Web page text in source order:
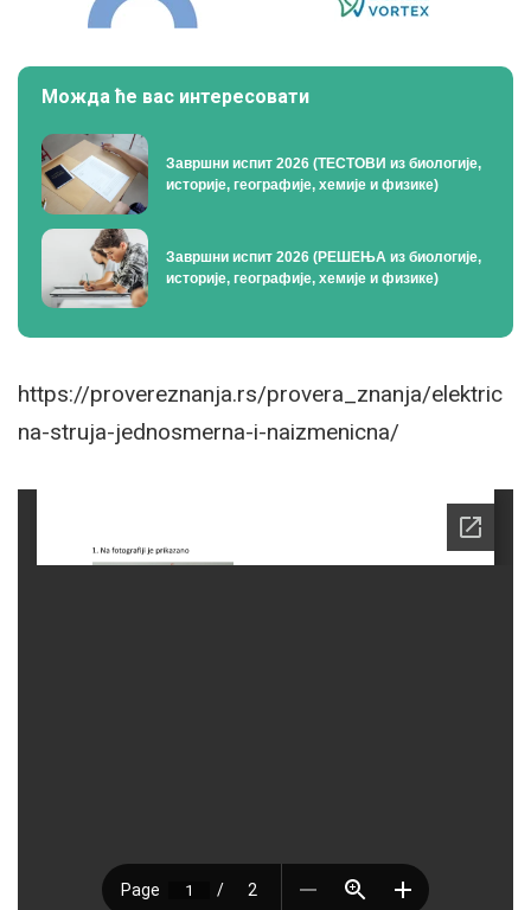
Можда ће вас интересовати
Завршни испит 2026 (ТЕСТОВИ из биологије,
историје, географије, хемије и физике)
Завршни испит 2026 (РЕШЕЊА из биологије,
историје, географије, хемије и физике)
https://provereznanja.rs/provera_znanja/elektric
na-struja-jednosmerna-i-naizmenicna/